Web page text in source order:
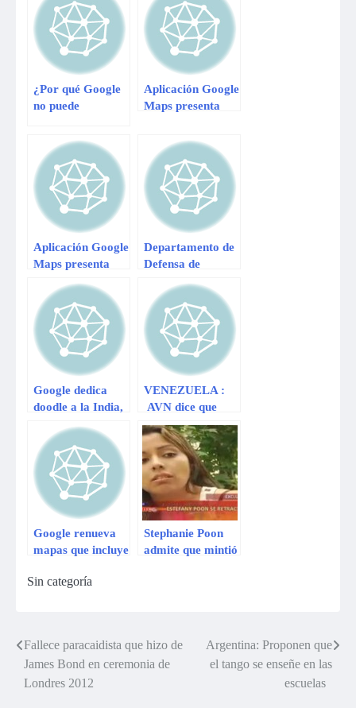
¿Por qué Google
no puede
confidencialidad
en Gmail?
Aplicación Google
Maps presenta
Aplicación Google
Maps presenta
Departamento de
Defensa de
aparatos de
Samsung y
BlackBerry
Google dedica
doodle a la India,
en color de
bandera
VENEZUELA :
AVN dice que
Google
“ridiculiza” a
Maduro por esta
foto
Google renueva
mapas que incluye
Google Earth
Stephanie Poon
admite que mintió
Sin categoría
Navegación
de
Fallece paracaidista que hizo de
James Bond en ceremonia de
Londres 2012
Argentina: Proponen que
el tango se enseñe en las
escuelas